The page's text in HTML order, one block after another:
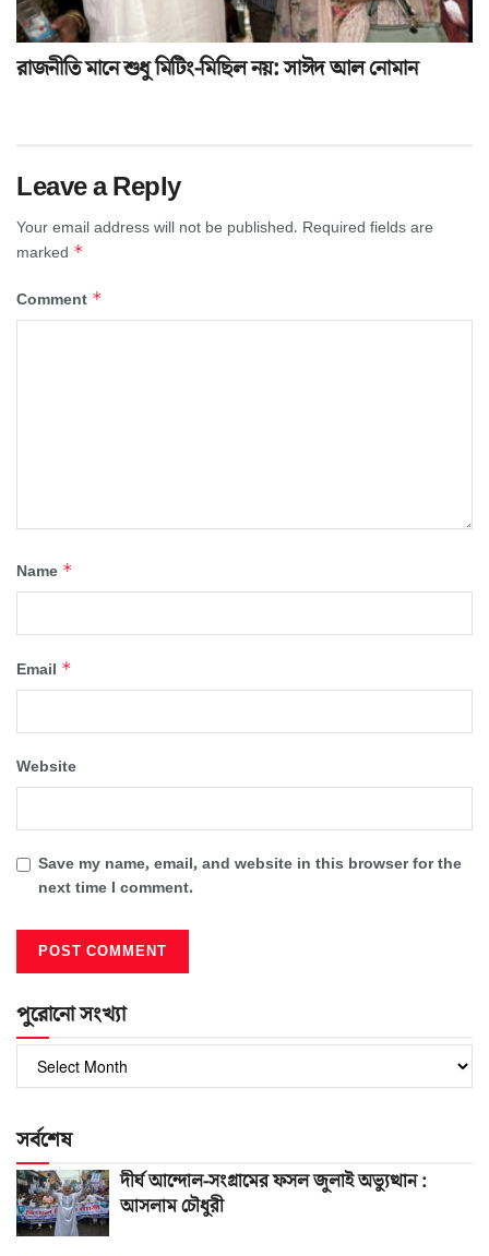
রাজনীতি মানে শুধু মিটিং-মিছিল নয়: সাঈদ আল নোমান
Leave a Reply
Your email address will not be published. Required fields are
marked *
Comment *
Name *
Email *
Website
Save my name, email, and website in this browser for the
next time I comment.
পুরোনো সংখ্যা
পুরোনো
সংখ্যা
সর্বশেষ
দীর্ঘ আন্দোল-সংগ্রামের ফসল জুলাই অভ্যুত্থান :
আসলাম চৌধুরী